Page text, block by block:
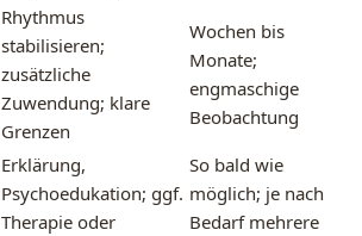
Rhythmus
stabilisieren;
zusätzliche
Zuwendung; klare
Grenzen
Wochen bis
Monate;
engmaschige
Beobachtung
Erklärung,
Psychoedukation; ggf.
Therapie oder
So bald wie
möglich; je nach
Bedarf mehrere